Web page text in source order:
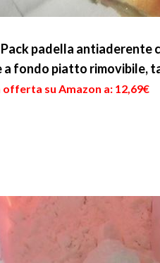
padella antiaderente
a fondo piatto rimovibile,
offerta su Amazon a: 12,69€